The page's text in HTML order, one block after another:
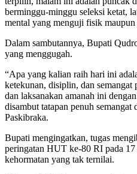
berminggu-minggu seleksi ketat,
mental yang menguji fisik
Dalam sambutannya, Bupati
yang menggugah.
“Apa yang kalian raih hari ini
ketekunan, disiplin, dan
dan laksanakan amanah ini
disambut tatapan penuh semangat
Paskibraka.
Bupati mengingatkan, tugas
peringatan HUT ke-80 RI pada 17
kehormatan yang tak ternilai.